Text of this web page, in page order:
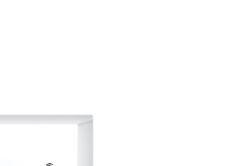
между собой металлической
что создает эффект